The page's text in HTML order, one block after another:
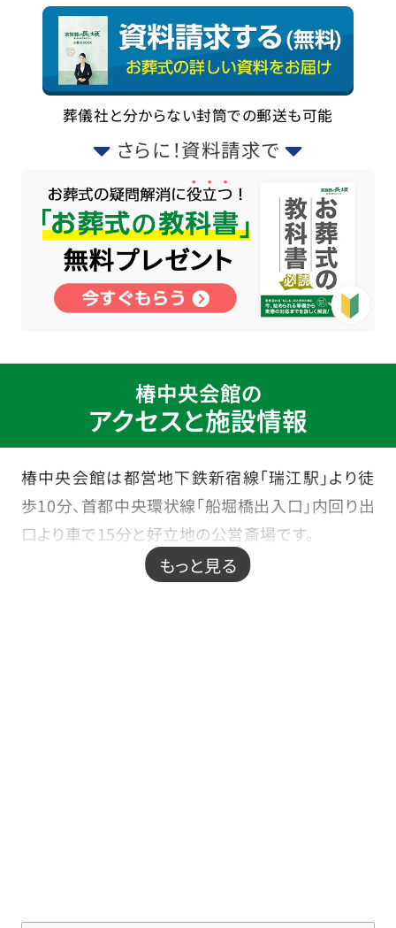
葬儀社と分からない封筒での郵送も可能
さらに！資料請求で
椿中央会館の
アクセスと施設情報
椿中央会館は都営地下鉄新宿線「瑞江駅」より徒
歩10分、首都中央環状線「船堀橋出入口」内回り出
口より車で15分と好立地の公営斎場です。
家族葬から一般葬まで幅広く執り行えます。
もっと見る